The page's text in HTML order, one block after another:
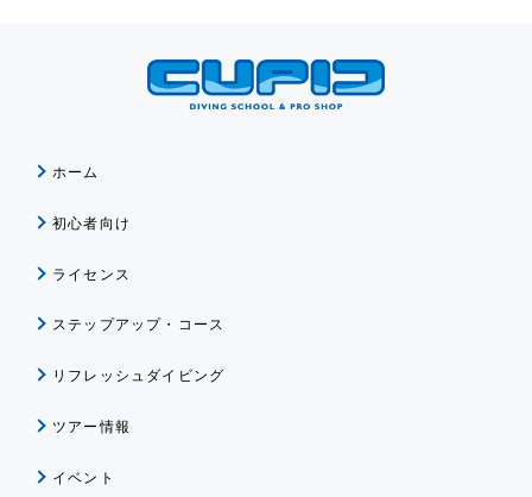
ホーム
初心者向け
ライセンス
ステップアップ・コース
リフレッシュダイビング
ツアー情報
イベント